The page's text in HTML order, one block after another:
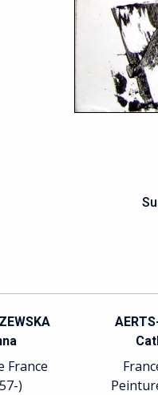
France
)